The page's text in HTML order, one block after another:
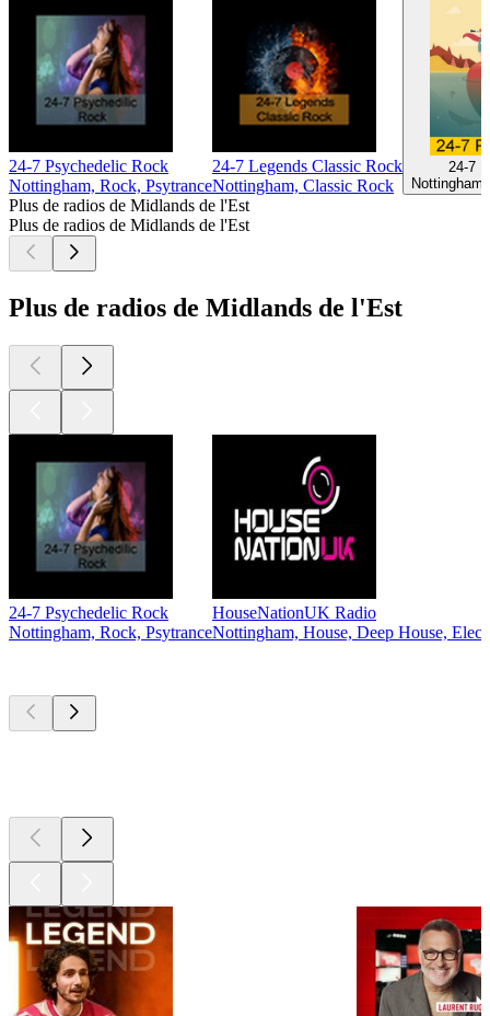
24-7 Psychedelic Rock
Nottingham, Rock, Psytrance
24-7 Legends Classic Rock
Nottingham, Classic Rock
24-7
Plus de radios de Midlands de l'Est
Plus de radios de Midlands de l'Est
Plus de radios de Midlands de l'Est
24-7 Psychedelic Rock
Nottingham, Rock, Psytrance
HouseNationUK Radio
Nottingham, House, Deep House,